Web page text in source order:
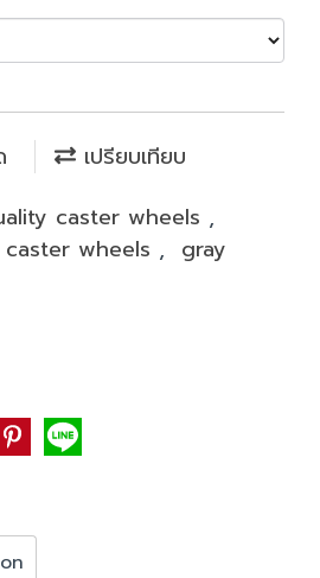
เปรียบเทียบ
caster wheels ,
wheels , gray